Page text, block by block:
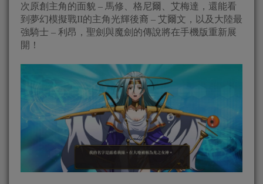
次原創主角的面貌 – 馬修、格尼爾、艾梅達，還能看
到夢幻模擬戰II的主角光輝後裔 – 艾爾文，以及大陸最
強騎士 – 利昂，聖劍與魔劍的傳說將在手機版重新展
開！